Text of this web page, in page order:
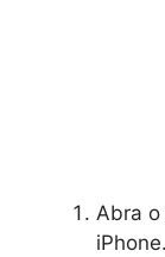
Abra
iPhone.